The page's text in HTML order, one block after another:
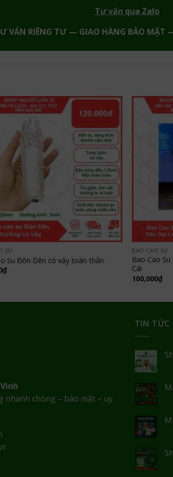
Tư vấn qua Zalo
VẤN RIÊNG TƯ — GIAO HÀNG BẢO MẬT
SU
Su Đôn Dên có vảy toàn thân
₫
BAO CAO SU
Bao Cao
Cái
100,000₫
nhanh chóng – bảo mật – uy
TIN TỨC